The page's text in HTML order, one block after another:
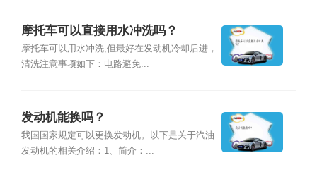
摩托车可以直接用水冲洗吗？
摩托车可以用水冲洗,但最好在发动机冷却后进，
清洗注意事项如下：电路避免...
发动机能换吗？
我国国家规定可以更换发动机。以下是关于汽油
发动机的相关介绍：1、简介：...